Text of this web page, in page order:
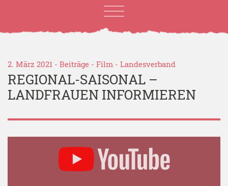
2. März 2021 - Beiträge - Film - Landesverband
REGIONAL-SAISONAL –
LANDFRAUEN INFORMIEREN